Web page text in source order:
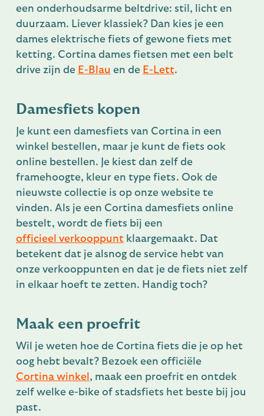
een onderhoudsarme beltdrive: stil, licht en
duurzaam. Liever klassiek? Dan kies je een
dames elektrische fiets of gewone fiets met
ketting. Cortina dames fietsen met een belt
drive zijn de E-Blau en de E-Lett.
Damesfiets kopen
Je kunt een damesfiets van Cortina in een
winkel bestellen, maar je kunt de fiets ook
online bestellen. Je kiest dan zelf de
framehoogte, kleur en type fiets. Ook de
nieuwste collectie is op onze website te
vinden. Als je een Cortina damesfiets online
bestelt, wordt de fiets bij een
officieel verkooppuntklaargemaakt. Dat
betekent dat je alsnog de service hebt van
onze verkooppunten en dat je de fiets niet zelf
in elkaar hoeft te zetten. Handig toch?
Maak een proefrit
Wil je weten hoe de Cortina fiets die je op het
oog hebt bevalt? Bezoek een officiële
Cortina winkel , maak een proefrit en ontdek
zelf welke e-bike of stadsfiets het beste bij jou
past.